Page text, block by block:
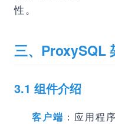
性。
三、ProxySQL
3.1 组件介绍
客户端 ：应用程